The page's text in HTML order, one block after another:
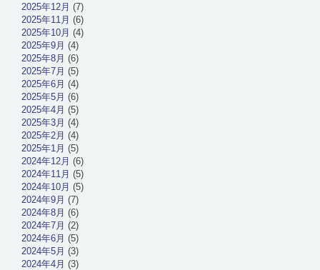
2025年12月 (7)
2025年11月 (6)
2025年10月 (4)
2025年9月 (4)
2025年8月 (6)
2025年7月 (5)
2025年6月 (4)
2025年5月 (6)
2025年4月 (5)
2025年3月 (4)
2025年2月 (4)
2025年1月 (5)
2024年12月 (6)
2024年11月 (5)
2024年10月 (5)
2024年9月 (7)
2024年8月 (6)
2024年7月 (2)
2024年6月 (5)
2024年5月 (3)
2024年4月 (3)